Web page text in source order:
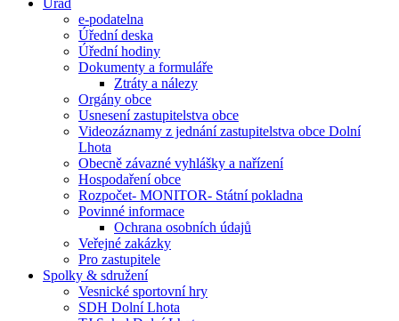
Úřad
e-podatelna
Úřední deska
Úřední hodiny
Dokumenty a formuláře
Ztráty a nálezy
Orgány obce
Usnesení zastupitelstva obce
Videozáznamy z jednání zastupitelstva obce Dolní
Lhota
Obecně závazné vyhlášky a nařízení
Hospodaření obce
Rozpočet- MONITOR- Státní pokladna
Povinné informace
Ochrana osobních údajů
Veřejné zakázky
Pro zastupitele
Spolky & sdružení
Vesnické sportovní hry
SDH Dolní Lhota